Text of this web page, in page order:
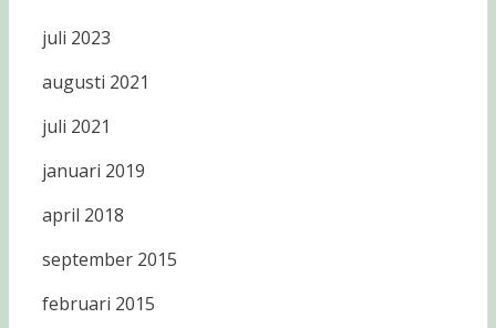
juli 2023
augusti 2021
juli 2021
januari 2019
april 2018
september 2015
februari 2015